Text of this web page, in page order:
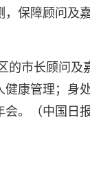
保障顾问及
的市长顾问及
康管理；身
。（中国日